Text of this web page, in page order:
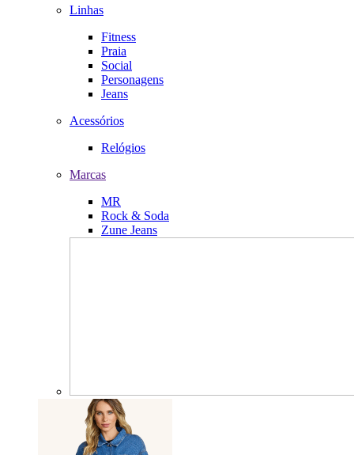
Linhas
Fitness
Praia
Social
Personagens
Jeans
Acessórios
Relógios
Marcas
MR
Rock & Soda
Zune Jeans